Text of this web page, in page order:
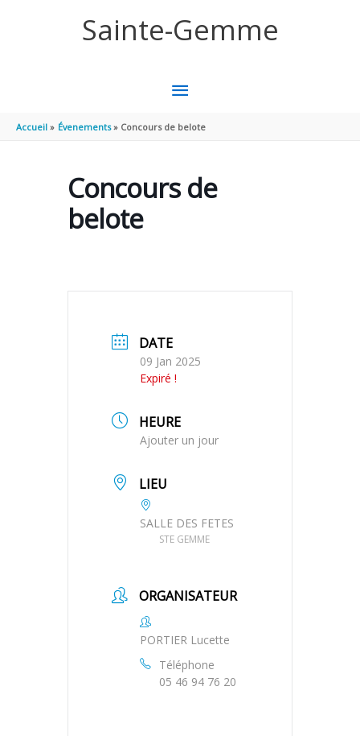
Sainte-Gemme
MENU
PRINCIPAL
Accueil Évenements Concours de belote
Concours de
belote
DATE
09 Jan 2025
Expiré !
HEURE
Ajouter un jour
LIEU
SALLE DES FETES
STE GEMME
ORGANISATEUR
PORTIER Lucette
Téléphone
05 46 94 76 20